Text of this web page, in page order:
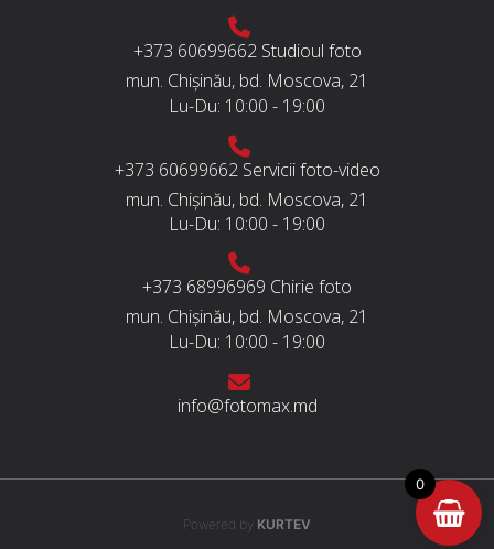
+373 60699662 Studioul foto
mun. Chișinău, bd. Moscova, 21
Lu-Du: 10:00 - 19:00
+373 60699662 Servicii foto-video
mun. Chișinău, bd. Moscova, 21
Lu-Du: 10:00 - 19:00
+373 68996969 Chirie foto
mun. Chișinău, bd. Moscova, 21
Lu-Du: 10:00 - 19:00
info@fotomax.md
Powered by KURTEV
0